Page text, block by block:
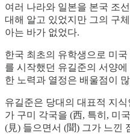
여러 나라와 일본을 본국 조
대해 알고 있었지만 그의 구
아는 바가 없었다.
한국 최초의 유학생으로 미
를 시작했던 유길준의 서양
한 노력과 열정은 배울점이
유길준은 당대의 대표적 지
가 구미 각국을 (西, 특히, 미
(見) 들으면서 (聞) 그가 느낀